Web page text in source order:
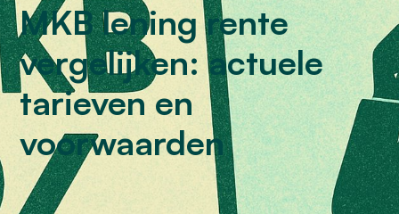
MKB lening rente
vergelijken: actuele
tarieven en
voorwaarden